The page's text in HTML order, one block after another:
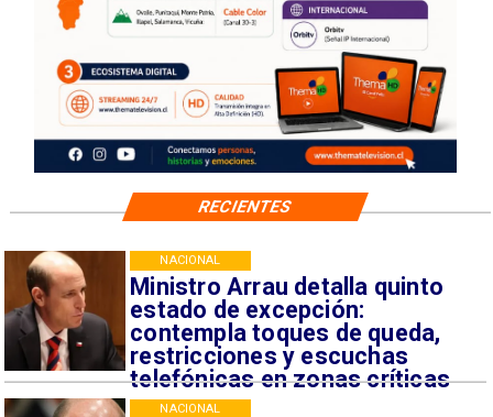
Ministro Arrau detalla quinto
estado de excepción:
contempla toques de queda,
restricciones y escuchas
telefónicas en zonas críticas
NACIONAL
NACIONAL
RECIENTES